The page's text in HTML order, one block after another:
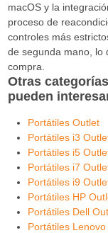
macOS y la
proceso de
controles más
de segunda mano, lo
compra.
Otras
pueden
Portátiles Outlet
Portátiles i3
Portátiles i5
Portátiles i7
Portátiles i9
Portátiles HP
Portátiles Dell
Portátiles